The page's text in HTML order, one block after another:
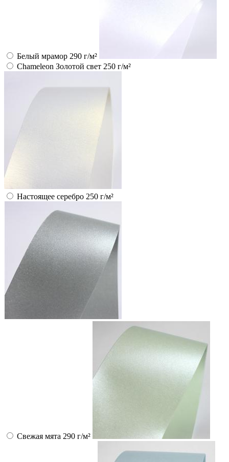
Белый мрамор 290 г/м²
Chameleon Золотой свет 250 г/м²
Настоящее серебро 250 г/м²
Свежая мята 290 г/м²